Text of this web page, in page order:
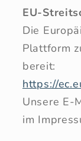
EU-
Die
Plattform
bereit:
https://
Unsere E-
im